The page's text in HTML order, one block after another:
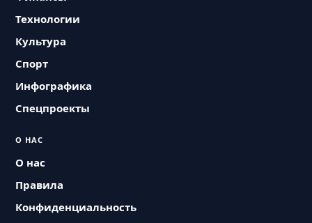
Технологии
Культура
Спорт
Инфографика
Спецпроекты
О НАС
О нас
Правила
Конфиденциальность